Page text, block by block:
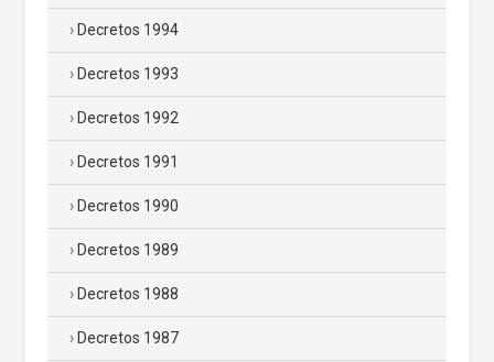
Decretos 1994
Decretos 1993
Decretos 1992
Decretos 1991
Decretos 1990
Decretos 1989
Decretos 1988
Decretos 1987